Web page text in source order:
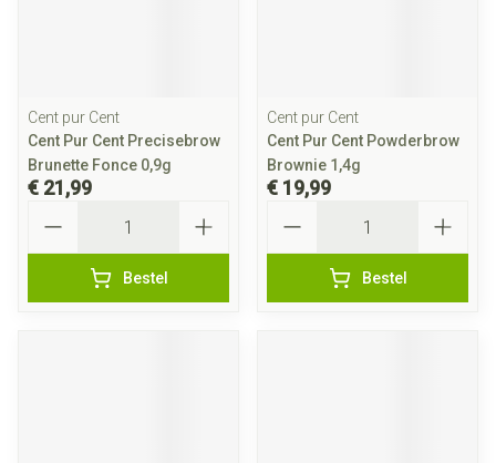
Cent pur Cent
Cent Pur Cent Precisebrow
Brunette Fonce 0,9g
€ 21,99
Bestel
Cent pur Cent
Cent Pur Cent Powderbrow
Brownie 1,4g
€ 19,99
Bestel